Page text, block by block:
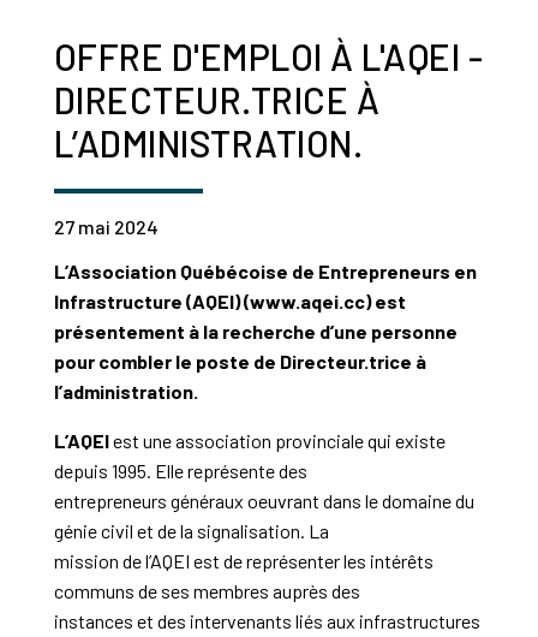
OFFRE D'EMPLOI À L'AQEI -
DIRECTEUR.TRICE À
L’ADMINISTRATION.
27 mai 2024
L’Association Québécoise de Entrepreneurs en
Infrastructure (AQEI) (www.aqei.cc) est
présentement à la recherche d’une personne
pour combler le poste de Directeur.trice à
l’administration.
L’AQEIest une association provinciale qui existe
depuis 1995. Elle représente des
entrepreneurs généraux oeuvrant dans le domaine du
génie civil et de la signalisation. La
mission de l’AQEI est de représenter les intérêts
communs de ses membres auprès des
instances et des intervenants liés aux infrastructures